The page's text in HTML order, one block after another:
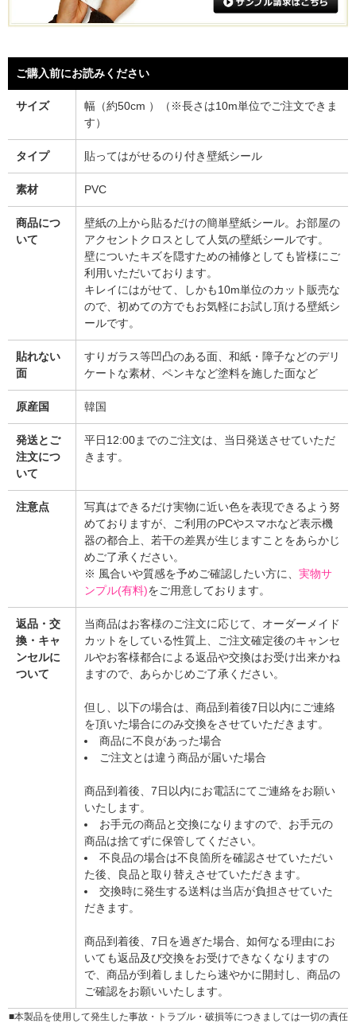
ご購入前にお読みください
サイズ
幅（約50cm ）（※長さは10m単位でご注文できま
す）
タイプ 貼ってはがせるのり付き壁紙シール
素材 PVC
商品につ
いて
壁紙の上から貼るだけの簡単壁紙シール。お部屋の
アクセントクロスとして人気の壁紙シールです。
壁についたキズを隠すための補修としても皆様にご
利用いただいております。
キレイにはがせて、しかも10m単位のカット販売な
ので、初めての方でもお気軽にお試し頂ける壁紙シ
ールです。
貼れない
面
すりガラス等凹凸のある面、和紙・障子などのデリ
ケートな素材、ペンキなど塗料を施した面など
原産国 韓国
発送とご
注文につ
いて
平日12:00までのご注文は、当日発送させていただ
きます。
注意点
写真はできるだけ実物に近い色を表現できるよう努
めておりますが、ご利用のPCやスマホなど表示機
器の都合上、若干の差異が生じますことをあらかじ
めご了承ください。
※ 風合いや質感を予めご確認したい方に、 実物サ
ンプル(有料)をご用意しております。
返品・交
換・キャ
ンセルに
ついて
当商品はお客様のご注文に応じて、オーダーメイド
カットをしている性質上、ご注文確定後のキャンセ
ルやお客様都合による返品や交換はお受け出来かね
ますので、あらかじめご了承ください。
但し、以下の場合は、商品到着後7日以内にご連絡
を頂いた場合にのみ交換をさせていただきます。
商品に不良があった場合
ご注文とは違う商品が届いた場合
商品到着後、7日以内にお電話にてご連絡をお願い
いたします。
お手元の商品と交換になりますので、お手元の
商品は捨てずに保管してください。
不良品の場合は不良箇所を確認させていただい
た後、良品と取り替えさせていただきます。
交換時に発生する送料は当店が負担させていた
だきます。
商品到着後、7日を過ぎた場合、如何なる理由にお
いても返品及び交換をお受けできなくなりますの
で、商品が到着しましたら速やかに開封し、商品の
ご確認をお願いいたします。
■本製品を使用して発生した事故・トラブル・破損等につきましては一切の責任